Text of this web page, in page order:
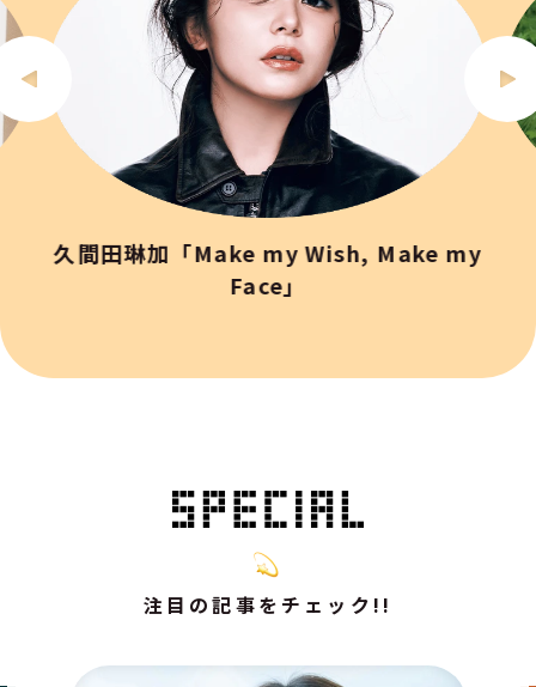
久間田琳加「Make my Wish, Make my
Face」
注目の記事をチェック!!